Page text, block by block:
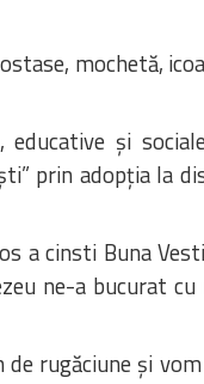
mochetă,
și
prin adopția la
a cinsti Buna
ne-a bucurat
rugăciune și